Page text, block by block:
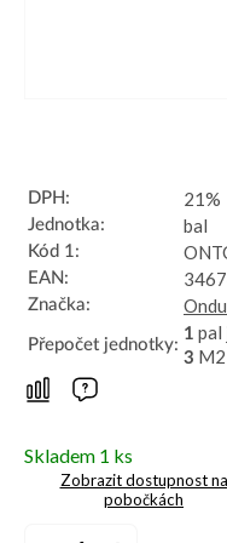
DPH: 21%
Jednotka: bal
Kód 1:
EAN:
Značka:
Přepočet jednotky:
1 pal
3
Skladem 1 ks
Zobrazit dostupnost na
pobočkách